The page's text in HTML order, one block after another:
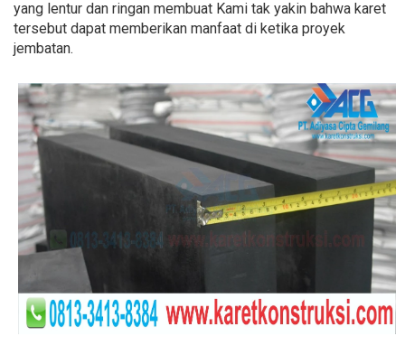
yang lentur dan ringan membuat Kami tak yakin bahwa karet
tersebut dapat memberikan manfaat di ketika proyek
jembatan.